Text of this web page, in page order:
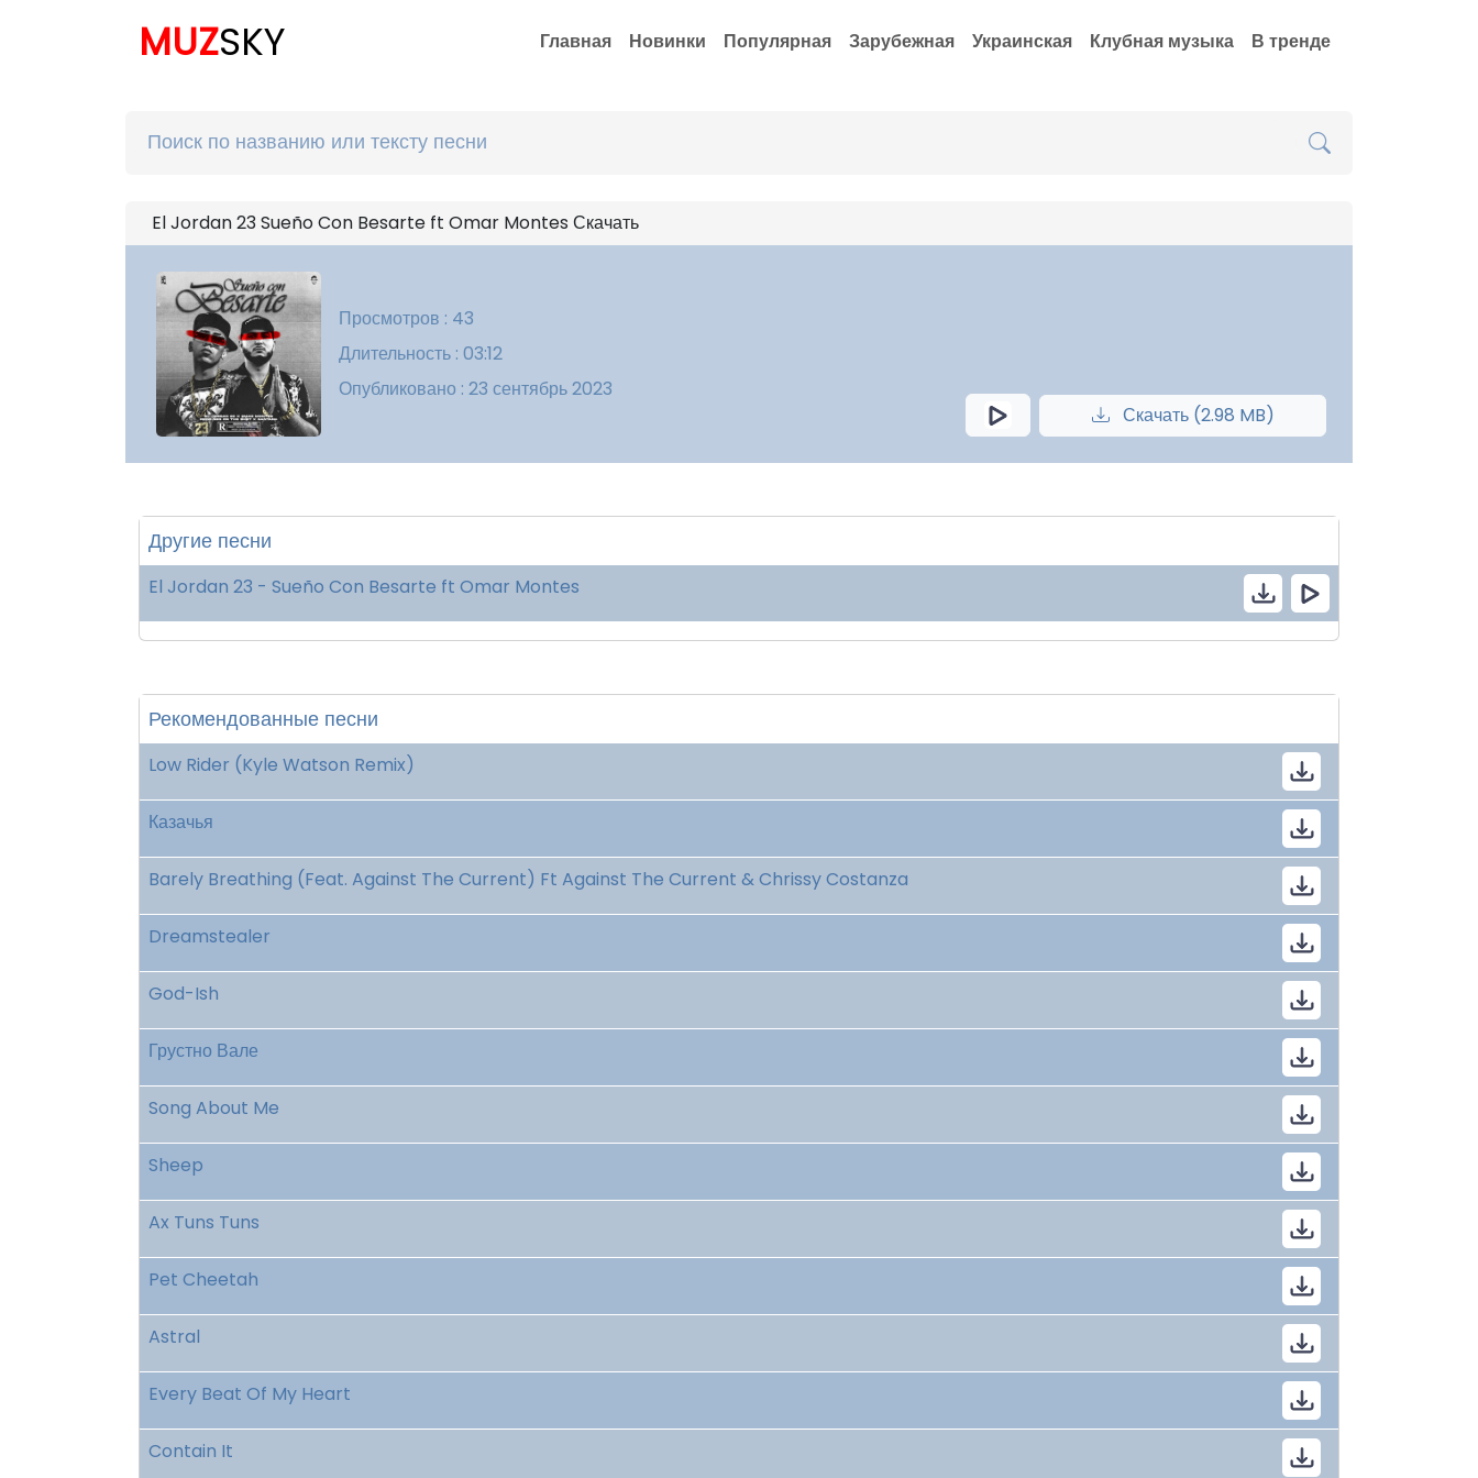
MUZSKY Главная Новинки Популярная Зарубежная Украинская Клубная музыка В тренде
El Jordan 23 Sueño Con Besarte ft Omar Montes Скачать
Просмотров : 43
Длительность : 03:12
Опубликовано : 23 сентябрь 2023
Скачать (2.98 MB)
Другие песни
El Jordan 23 - Sueño Con Besarte ft Omar Montes
Рекомендованные песни
Low Rider (Kyle Watson Remix)
Казачья
Barely Breathing (Feat. Against The Current) Ft Against The Current & Chrissy Costanza
Dreamstealer
God-Ish
Грустно Вале
Song About Me
Sheep
Ax Tuns Tuns
Pet Cheetah
Astral
Every Beat Of My Heart
Contain It